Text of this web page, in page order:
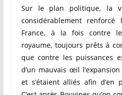
Sur le plan politique, la
considérablement
France, à la fois contre
royaume, toujours prêts à
que contre les puissances
d’un mauvais œil
et s’étaient alliés afin d’en